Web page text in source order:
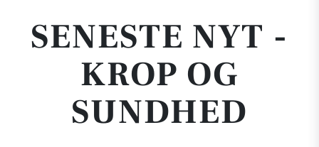
SENESTE NYT -
KROP OG
SUNDHED